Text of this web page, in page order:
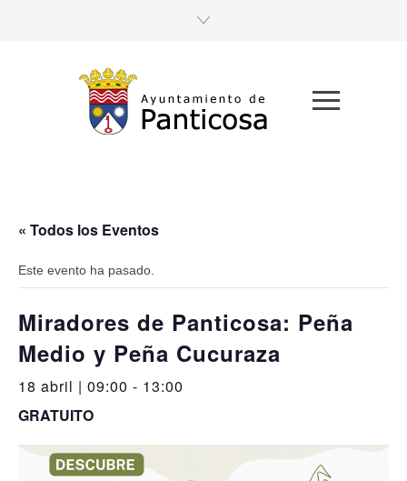
« Todos los Eventos
Este evento ha pasado.
Miradores de Panticosa: Peña
Medio y Peña Cucuraza
18 abril | 09:00 - 13:00
GRATUITO